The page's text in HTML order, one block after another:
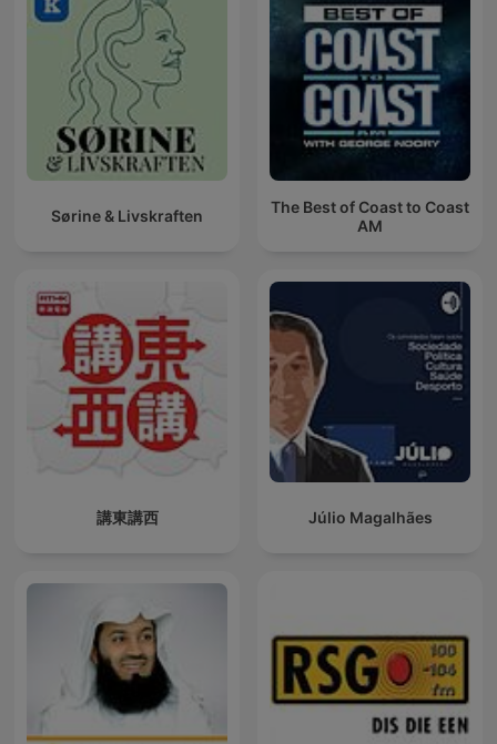
The Best of Coast to Coast
AM
Sørine & Livskraften
Júlio Magalhães
講東講西